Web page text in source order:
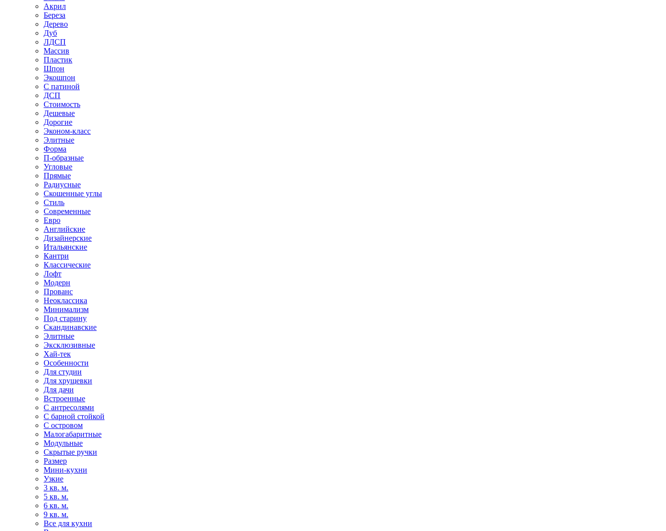
Акрил
Береза
Дерево
Дуб
ЛДСП
Массив
Пластик
Шпон
Экошпон
С патиной
ДСП
Стоимость
Дешевые
Дорогие
Эконом-класс
Элитные
Форма
П-образные
Угловые
Прямые
Радиусные
Скошенные углы
Стиль
Современные
Евро
Английские
Дизайнерские
Итальянские
Кантри
Классические
Лофт
Модерн
Прованс
Неоклассика
Минимализм
Под старину
Скандинавские
Элитные
Эксклюзивные
Хай-тек
Особенности
Для студии
Для хрущевки
Для дачи
Встроенные
С антресолями
С барной стойкой
С островом
Малогабаритные
Модульные
Скрытые ручки
Размер
Мини-кухни
Узкие
3 кв. м.
5 кв. м.
6 кв. м.
9 кв. м.
Все для кухни